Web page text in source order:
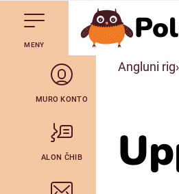
Till navigering av sidans
Till övergripande innehåll
Bidumsámegiella (Pitesamiska)
MENY Gå till startsidan
MURO KONTO
ALON ČHIB
Angluni rig